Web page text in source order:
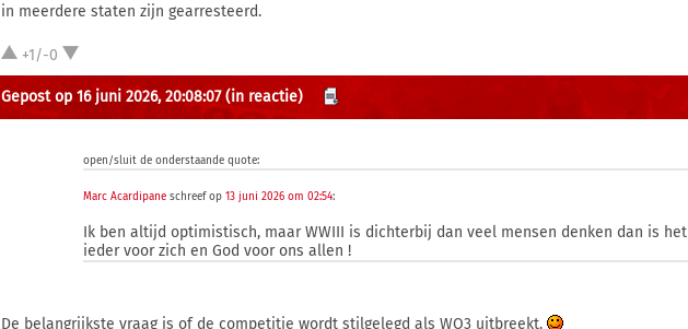
in meerdere staten zijn gearresteerd.
+1/-0
Gepost op 16 juni 2026, 20:08:07 (in reactie)
open/sluit de onderstaande quote:
Marc Acardipane schreef op13 juni 2026 om 02:54:
Ik ben altijd optimistisch, maar WWIII is dichterbij dan veel mensen denken dan is het
ieder voor zich en God voor ons allen !
De belangrijkste vraag is of de competitie wordt stilgelegd als WO3 uitbreekt.